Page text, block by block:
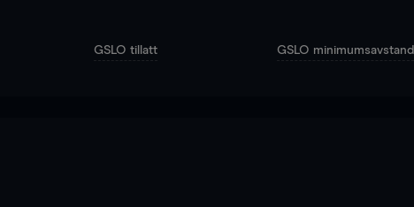
GSLO tillatt GSLO minimumsavstand